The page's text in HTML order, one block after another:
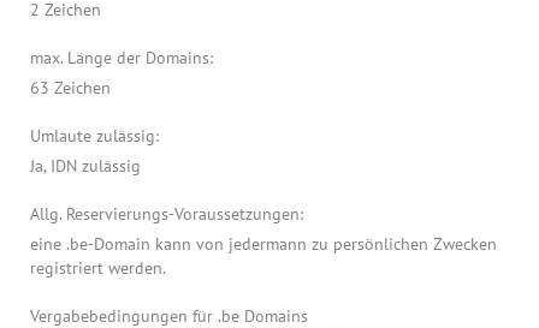
2 Zeichen
max. Länge der Domains:
63 Zeichen
Umlaute zulässig:
Ja, IDN zulässig
Allg. Reservierungs-Voraussetzungen:
eine .be-Domain kann von jedermann zu persönlichen Zwecken
registriert werden.
Vergabebedingungen für .be Domains